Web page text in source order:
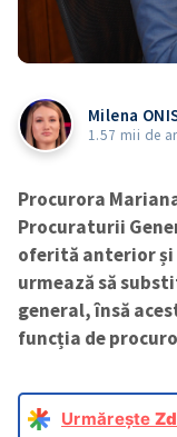
Milena
1.57 mii de
Procurora
Procuraturii
oferită anterior și
urmează să
general, însă
funcția de
Urmărește